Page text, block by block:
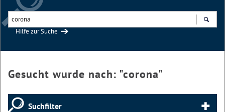
Hilfe zur Suche
Gesucht wurde nach: "corona"
Suchfilter